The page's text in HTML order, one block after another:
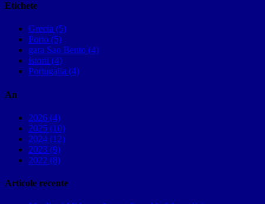
Etichete
Grecia (5)
Porto (5)
gara Sao Bento (4)
istorii (4)
Portugalia (4)
An
2026 (4)
2025 (10)
2024 (12)
2023 (9)
2022 (8)
Articole recente